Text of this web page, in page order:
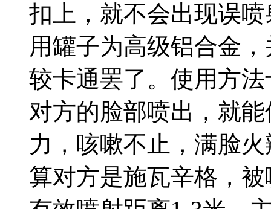
扣上，就不会出现误
用罐子为高级铝合金
较卡通罢了。使用方
对方的脸部喷出，就
力，咳嗽不止，满脸
算对方是施瓦辛格，